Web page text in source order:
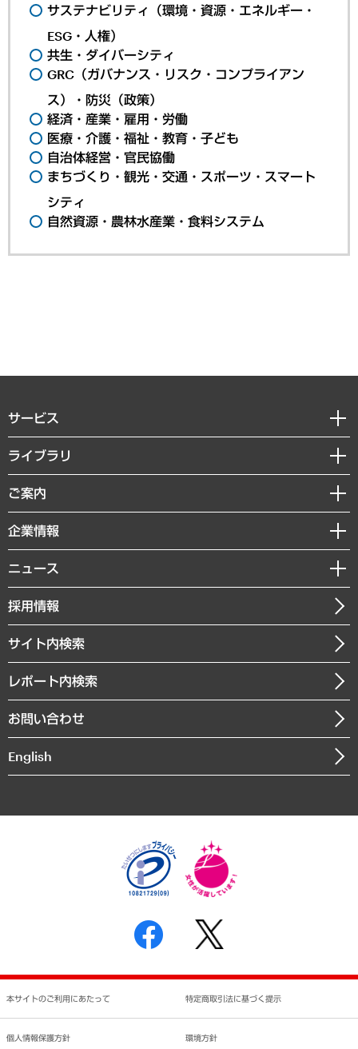
サステナビリティ（環境・資源・エネルギー・
ESG・人権）
共生・ダイバーシティ
GRC（ガバナンス・リスク・コンプライアン
ス）・防災（政策）
経済・産業・雇用・労働
医療・介護・福祉・教育・子ども
自治体経営・官民協働
まちづくり・観光・交通・スポーツ・スマート
シティ
自然資源・農林水産業・食料システム
サービス
経営戦略
組織・人事戦略
デジタルイノベーション
共生・ダイバーシティ
GRC（ガバナンス・リスク・コンプライアンス）・防災（政策）
経済・産業・雇用・労働
まちづくり・観光・交通・スポーツ・スマートシティ
自然資源・農林水産業・食料システム
ライブラリ
経済調査
レポート
コラム
経営用語集
受託・受注実績（官公庁関連）
メディア掲載・出演
ご案内
セミナー・イベント情報
MUFGビジネスセミナー
受託案件情報
企業情報
私たちの想い
社長メッセージ
会社概要
沿革
組織図・本部部室紹介
インドネシア現地法人
個人情報保護方針
反社会的勢力に対する基本方針
書面による個人情報の開示等の請求の手続きについて
ニュース
ニュースリリース
お知らせ
採用情報
サイト内検索
レポート内検索
お問い合わせ
English
本サイトのご利用にあたって 特定商取引法に基づく提示
個人情報保護方針 環境方針